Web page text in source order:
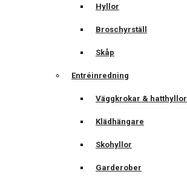
Hyllor
Broschyrställ
Skåp
Entréinredning
Väggkrokar & hatthyllor
Klädhängare
Skohyllor
Garderober